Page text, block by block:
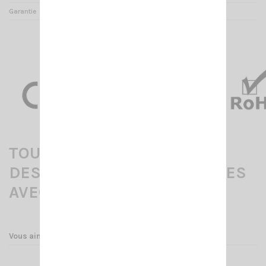
Garantie
TOUS LES ACCESSOIRES CI-
DESSOUS SONT COMPATIBLES
AVEC LE CRT FP00
Vous aimerez aussi